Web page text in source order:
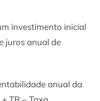
investimento inicial
juros anual de
anual da